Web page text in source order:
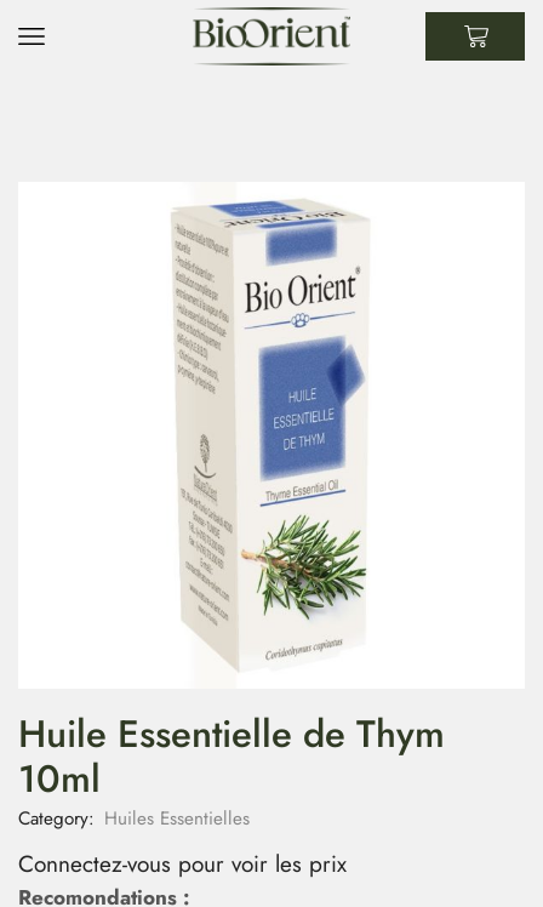
Huile Essentielle de Thym
10ml
Category: Huiles Essentielles
Connectez-vous pour voir les prix
Recomondations :